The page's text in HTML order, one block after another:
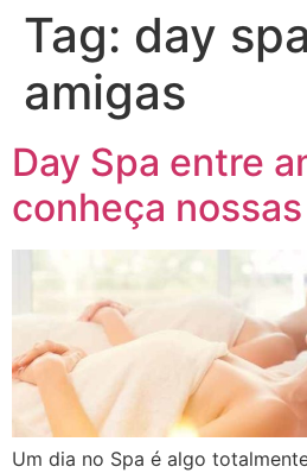
Tag: day
amigas
Day Spa entre
conheça
Um dia no Spa é algo